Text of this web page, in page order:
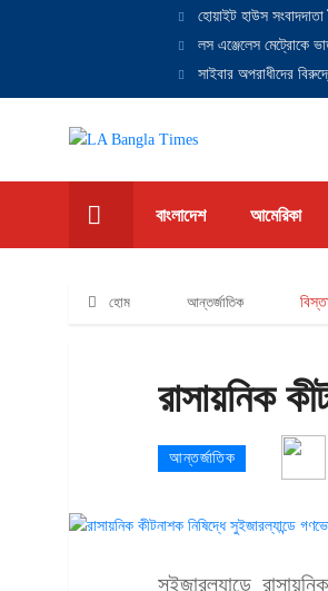
হোয়াইট হাউস
লস এঞ্জেলেস মেট্রোকে
সাইবার অপরাধীদের
বাংলাদেশ আমেরিকা
হোম আন্তর্জাতিক
রাসায়নিক
আন্তর্জাতিক
সুইজারল্যান্ডে